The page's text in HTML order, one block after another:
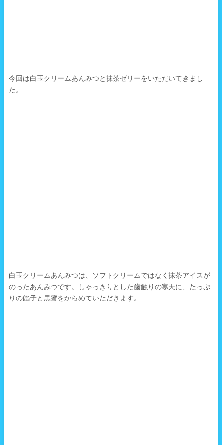
今回は白玉クリームあんみつと抹茶ゼリーをいただいてきまし
た。
白玉クリームあんみつは、ソフトクリームではなく抹茶アイスが
のったあんみつです。しゃっきりとした歯触りの寒天に、たっぷ
りの餡子と黒蜜をからめていただきます。